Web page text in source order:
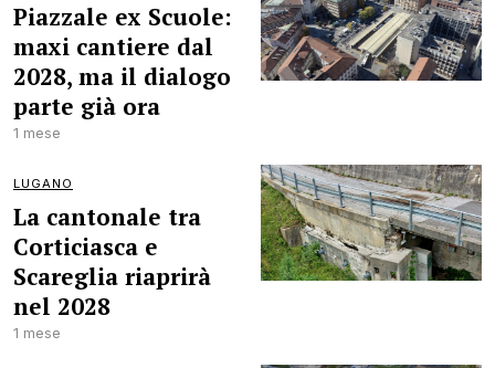
Piazzale ex Scuole:
maxi cantiere dal
2028, ma il dialogo
parte già ora
1 mese
LUGANO
La cantonale tra
Corticiasca e
Scareglia riaprirà
nel 2028
1 mese